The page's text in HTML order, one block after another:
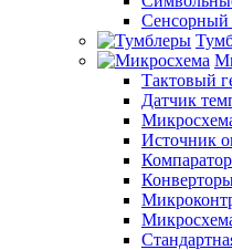
Сенсорный
Тактовый
Датчик
Источник
Компаратор